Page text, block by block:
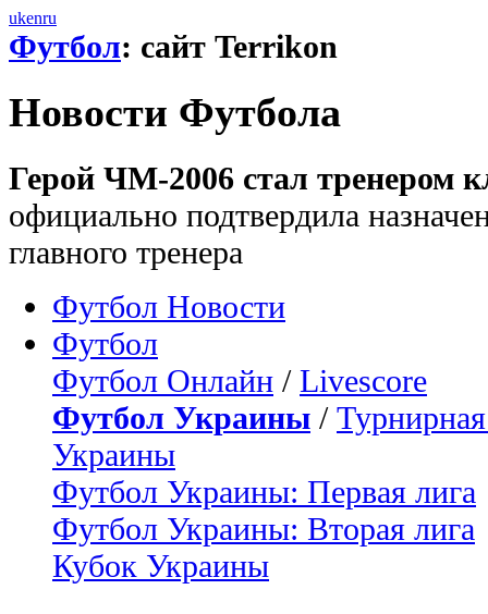
ukenru
Футбол: сайт Terrikon
Новости Футбола
Герой ЧМ-2006 стал тренером
официально подтвердила
главного тренера
Футбол Новости
Футбол
Футбол Онлайн / Livescore
Футбол Украины /
Украины
Футбол Украины: Первая лига
Футбол Украины: Вторая лига
Кубок Украины